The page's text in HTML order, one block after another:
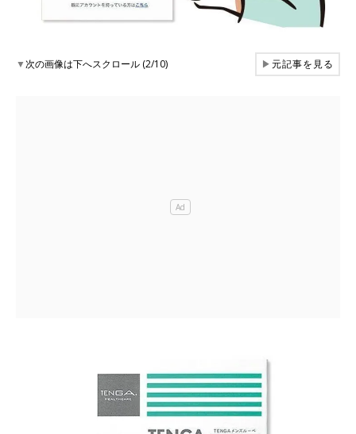
▼次の画像は下へスクロール (2/10) ▶元記事を見る